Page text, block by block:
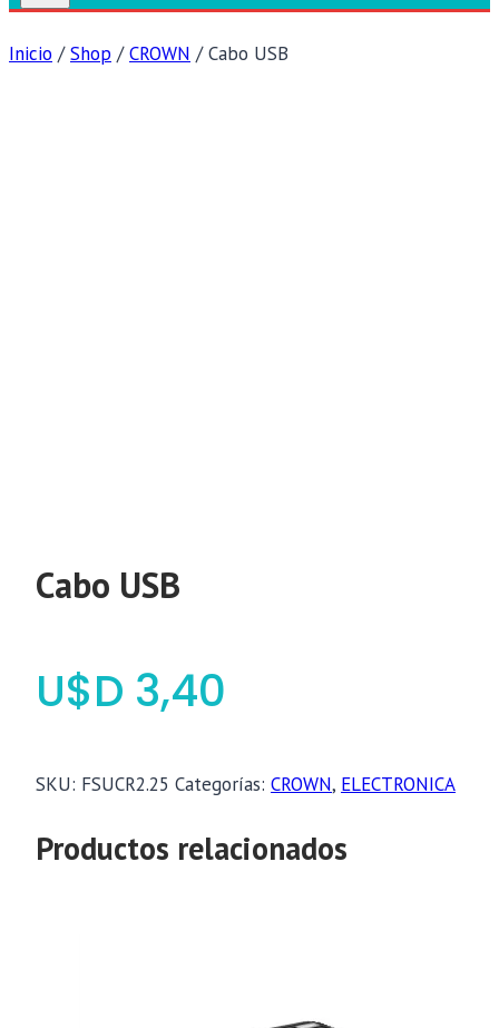
Inicio / Shop / CROWN / Cabo USB
Cabo USB
$ 3,40
SKU: FSUCR2.25 Categorías: CROWN, ELECTRONICA
Productos relacionados